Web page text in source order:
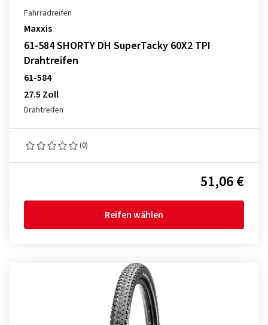
Fahrradreifen
Maxxis
61-584 SHORTY DH SuperTacky 60X2 TPI
Drahtreifen
61-584
27.5 Zoll
Drahtreifen
(0)
51,06 €
Reifen wählen